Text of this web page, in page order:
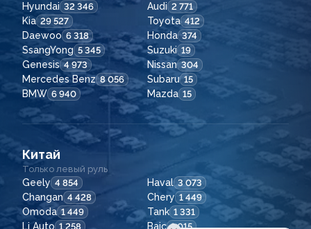
Hyundai 32 346 Audi 2 771
Kia 29 527 Toyota 412
Daewoo 6 318 Honda 374
SsangYong 5 345 Suzuki 19
Genesis 4 973 Nissan 304
Mercedes Benz 8 056 Subaru 15
BMW 6 940 Mazda 15
Китай
Только левый руль
Geely 4 854 Haval 3 073
Changan 4 428 Chery 1 449
Omoda 1 449 Tank 1 331
Li Auto 1 258 Baic 1 015